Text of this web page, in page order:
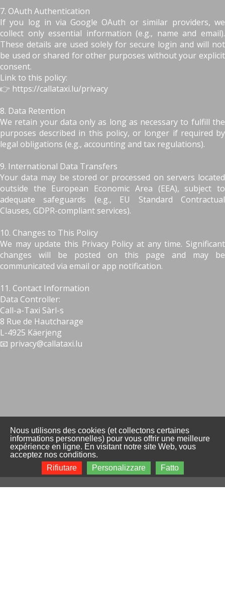
7. OAuth Authentication
If you log in via Google OAuth or similar providers, we
collect only essential information (e.g., name and email).
These details are used solely for secure login and will not
be used or shared for other purposes without your explicit
consent.
Link to this policy:
👉 https://callataxi.lu/privacy
8. Data Retention
We retain your data only as long as necessary to fulfill the
purposes described in this policy, or longer if required by
legal obligations (e.g., accounting and tax regulations).
9. International Data Transfers
Your data may be stored or processed on servers located
outside the European Economic Area (EEA), subject to
adequate safeguards (e.g., EU Standard Contractual
Clauses, GDPR-compliant services).
10. Changes to This Policy
We may update this Privacy Policy at any time. Significant
changes will be posted on this page and may be
communicated via email or app notification.
11. Contact Information
Data Controller:
Call-a-Taxi Sàrl-s
8 Rue de Hautcharage
L-4925 Käerjeng
📧 privacy@callataxi.lu
Nous utilisons des cookies (et collectons certaines
informations personnelles) pour vous offrir une meilleure
expérience en ligne. En visitant notre site Web, vous
acceptez nos conditions.
Rifiutare
Personalizzare Fatto